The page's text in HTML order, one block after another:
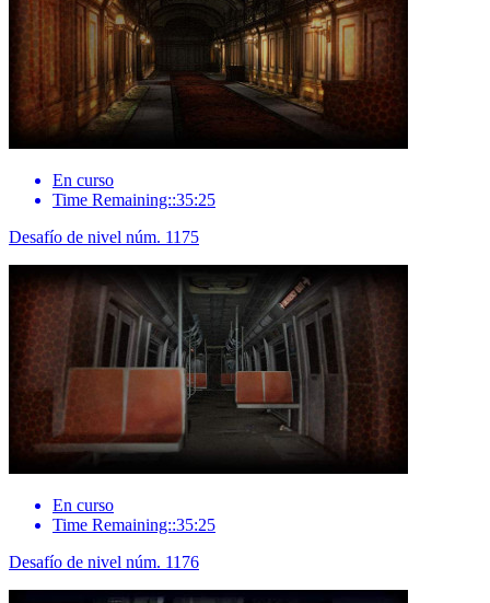
En curso
Time Remaining::35:25
Desafío de nivel núm. 1175
En curso
Time Remaining::35:25
Desafío de nivel núm. 1176